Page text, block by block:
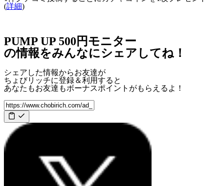
(詳細)
PUMP UP 500円モニター
の情報をみんなにシェアしてね！
シェアした情報からお友達が
ちょびリッチに登録＆利用すると
あなたもお友達もボーナスポイント がもらえるよ！